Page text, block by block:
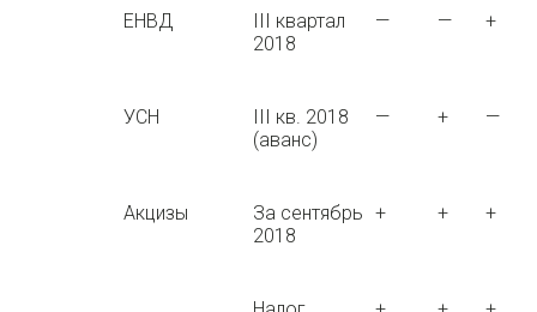
ЕНВД
III квартал
2018
— — +
УСН
III кв. 2018
(аванс)
— + —
Акцизы
За сентябрь
2018
+ + +